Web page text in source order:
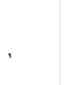
1